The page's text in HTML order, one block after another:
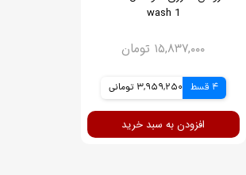
wash 1
۱۵,۸۳۷,۰۰۰ تومان
4 قسط 3,959,250 تومانی
افزودن به سبد خرید